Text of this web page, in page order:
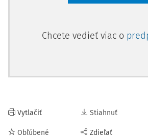
Chcete vedieť viac o
Vytlačiť
Obľúbené
Stiahnuť
Zdieľať